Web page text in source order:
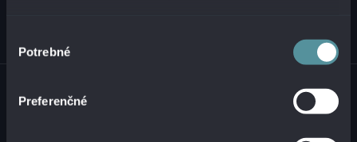
súhlasu
Potrebné
PreferenčnéNEZÁKONNÉHO OBSAHU
NAHLASOVANIE INCIDENTOV